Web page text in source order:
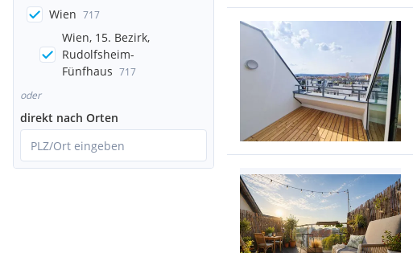
Wien 717
Wien, 15. Bezirk,
Rudolfsheim-
Fünfhaus 717
oder
direkt nach Orten
PLZ/Ort eingeben